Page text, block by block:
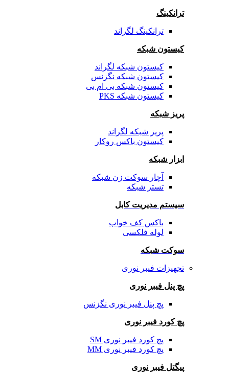
ترانکینگ
ترانکینگ لگراند
کیستون شبکه
کیستون شبکه لگراند
کیستون شبکه نگزنس
کیستون شبکه بی ام بی
کیستون شبکه PKS
پریز شبکه
پریز شبکه لگراند
کیستون باکس روکار
ابزار شبکه
آچار سوکت زن شبکه
تستر شبکه
سیستم مدیریت کابل
باکس کف خواب
لوله فلکسی
سوکت شبکه
تجهیزات فیبر نوری
پچ پنل فیبر نوری
پچ پنل فیبر نوری نگزنس
پچ کورد فیبر نوری
پچ کورد فیبر نوری SM
پچ کورد فیبر نوری MM
پیگتل فیبر نوری